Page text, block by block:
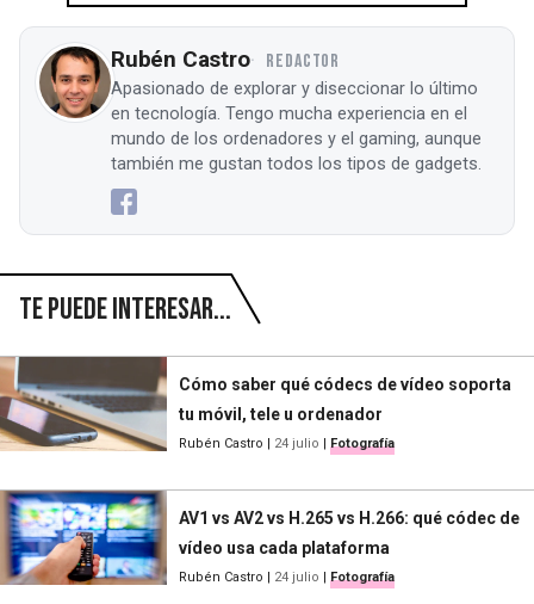
Rubén Castro REDACTOR
Apasionado de explorar y diseccionar lo último
en tecnología. Tengo mucha experiencia en el
mundo de los ordenadores y el gaming, aunque
también me gustan todos los tipos de gadgets.
Te puede interesar...
Cómo saber qué códecs de vídeo soporta
tu móvil, tele u ordenador
Rubén Castro | 24 julio | Fotografía
AV1 vs AV2 vs H.265 vs H.266: qué códec de
vídeo usa cada plataforma
Rubén Castro | 24 julio | Fotografía